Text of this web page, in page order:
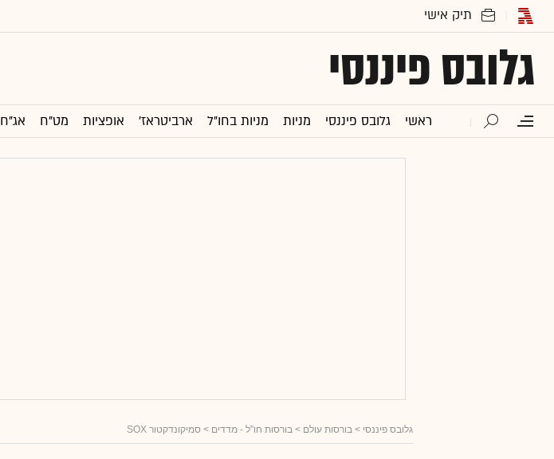
גלובס פיננסי
ראשי גלובס פיננסי מניות מניות בחו"ל ארביטראז' אופציות מט"ח אג"ח
גלובס פיננסי > בורסות עולם > בורסות חו"ל - מדדים > סמיקונדקטור SOX